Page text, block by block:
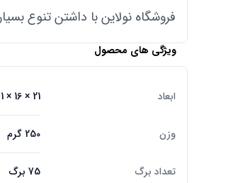
فروشگاه نولاین با داشتن تنوع
ویژگی های محصول
ابعاد 21 × 16 × 1 سانتی متر
وزن 250 گرم
تعداد برگ 75 برگ